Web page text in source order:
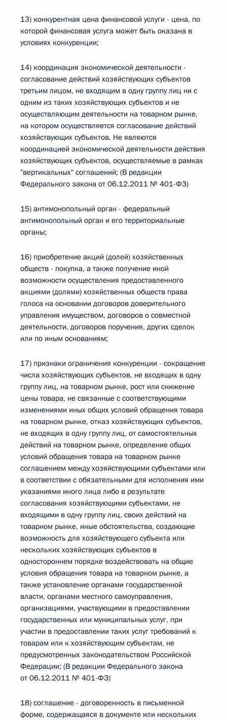
13) конкурентная цена финансовой услуги - цена, по
которой финансовая услуга может быть оказана в
условиях конкуренции;
14) координация экономической деятельности -
согласование действий хозяйствующих субъектов
третьим лицом, не входящим в одну группу лиц ни с
одним из таких хозяйствующих субъектов и не
осуществляющим деятельности на товарном рынке,
на котором осуществляется согласование действий
хозяйствующих субъектов. Не являются
координацией экономической деятельности действия
хозяйствующих субъектов, осуществляемые в рамках
"вертикальных" соглашений; (В редакции
Федерального закона от 06.12.2011 № 401-ФЗ)
15) антимонопольный орган - федеральный
антимонопольный орган и его территориальные
органы;
16) приобретение акций (долей) хозяйственных
обществ - покупка, а также получение иной
возможности осуществления предоставленного
акциями (долями) хозяйственных обществ права
голоса на основании договоров доверительного
управления имуществом, договоров о совместной
деятельности, договоров поручения, других сделок
или по иным основаниям;
17) признаки ограничения конкуренции - сокращение
числа хозяйствующих субъектов, не входящих в одну
группу лиц, на товарном рынке, рост или снижение
цены товара, не связанные с соответствующими
изменениями иных общих условий обращения товара
на товарном рынке, отказ хозяйствующих субъектов,
не входящих в одну группу лиц, от самостоятельных
действий на товарном рынке, определение общих
условий обращения товара на товарном рынке
соглашением между хозяйствующими субъектами или
в соответствии с обязательными для исполнения ими
указаниями иного лица либо в результате
согласования хозяйствующими субъектами, не
входящими в одну группу лиц, своих действий на
товарном рынке, иные обстоятельства, создающие
возможность для хозяйствующего субъекта или
нескольких хозяйствующих субъектов в
одностороннем порядке воздействовать на общие
условия обращения товара на товарном рынке, а
также установление органами государственной
власти, органами местного самоуправления,
организациями, участвующими в предоставлении
государственных или муниципальных услуг, при
участии в предоставлении таких услуг требований к
товарам или к хозяйствующим субъектам, не
предусмотренных законодательством Российской
Федерации; (В редакции Федерального закона
от 06.12.2011 № 401-ФЗ)
18) соглашение - договоренность в письменной
форме, содержащаяся в документе или нескольких